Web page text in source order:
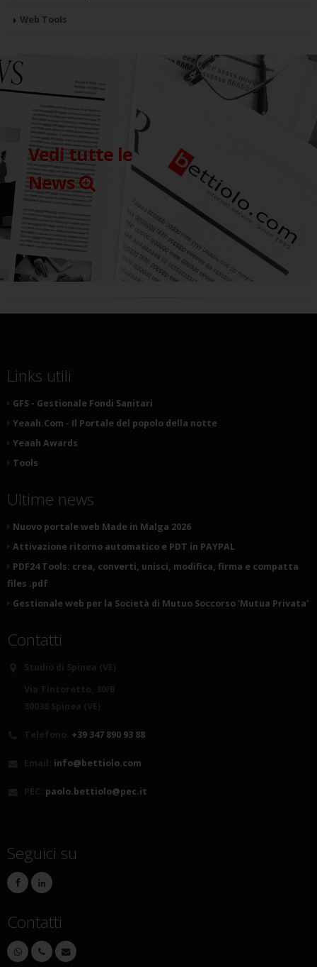
Web Tools
Vedi tutte le
News
Links utili
GFS - Gestionale Fondi Sanitari
Yeaah.Com - Il Portale del popolo della notte
Yeaah Awards
Tools
Ultime news
Nuovo portale web Made in Malga 2026
Attivazione ritorno automatico e PDT in PAYPAL
PDF24 Tools: crea, converti, unisci, modifica, firma e compatta
files .pdf
Gestionale web per la Società di Mutuo Soccorso 'Mutua Privata'
Contatti
+39 347 890 93 88
info@bettiolo.com
paolo.bettiolo@pec.it
Seguici su
Contatti